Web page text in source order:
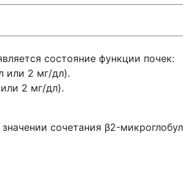
состояние функции почек:
или 2 мг/дл).
2 мг/дл).
сочетания β2-